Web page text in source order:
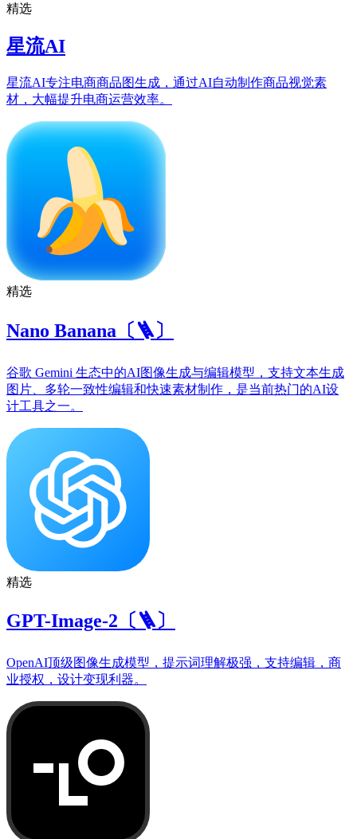
精选
星流AI
星流AI专注电商商品图生成，通过AI自动制作商品视觉素
材，大幅提升电商运营效率。
精选
Nano Banana〔🪜〕
谷歌 Gemini 生态中的AI图像生成与编辑模型，支持文本生成
图片、多轮一致性编辑和快速素材制作，是当前热门的AI设
计工具之一。
精选
GPT-Image-2〔🪜〕
OpenAI顶级图像生成模型，提示词理解极强，支持编辑，商
业授权，设计变现利器。